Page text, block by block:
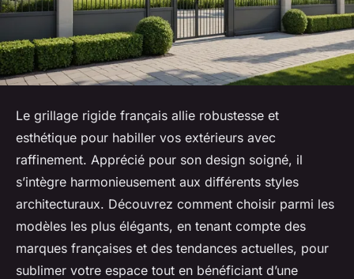
Le grillage rigide français allie robustesse et
esthétique pour habiller vos extérieurs avec
raffinement. Apprécié pour son design soigné, il
s’intègre harmonieusement aux différents styles
architecturaux. Découvrez comment choisir parmi les
modèles les plus élégants, en tenant compte des
marques françaises et des tendances actuelles, pour
sublimer votre espace tout en bénéficiant d’une